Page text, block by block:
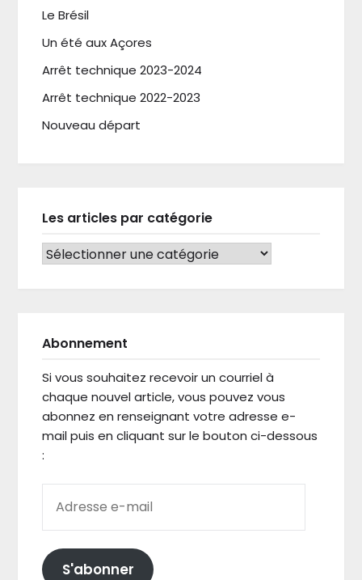
Le Brésil
Un été aux Açores
Arrêt technique 2023-2024
Arrêt technique 2022-2023
Nouveau départ
Les articles par catégorie
LES ARTICLES PAR CATÉGORIE
Abonnement
Si vous souhaitez recevoir un courriel à
chaque nouvel article, vous pouvez vous
abonnez en renseignant votre adresse e-
mail puis en cliquant sur le bouton ci-dessous
:
S'abonner